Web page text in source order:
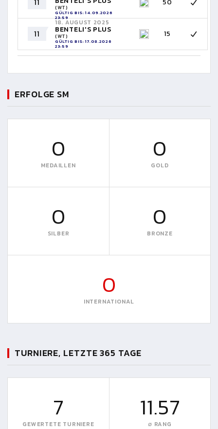
(WT)
GÜLTIG BIS: 14.09.2026
23:59
50
11
18. AUGUST 2025
BENTELI'S PLUS
(WT)
GÜLTIG BIS: 17.08.2026
23:59
15
ERFOLGE SM
0
MEDAILLEN
0
GOLD
0
SILBER
0
BRONZE
0
INTERNATIONAL
TURNIERE, LETZTE 365 TAGE
7
GEWERTETE TURNIERE
11.57
∅ RANG